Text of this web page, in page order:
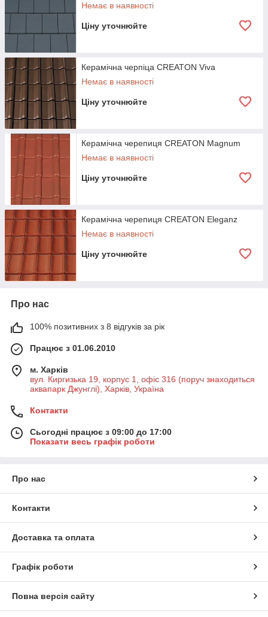
Немає в наявності
Ціну уточнюйте
Керамічна черпіца CREATON Viva
Немає в наявності
Ціну уточнюйте
Керамічна черепиця CREATON Magnum
Немає в наявності
Ціну уточнюйте
Керамічна черепиця CREATON Eleganz
Немає в наявності
Ціну уточнюйте
Про нас
100% позитивних з 8 відгуків за рік
Працює з 01.06.2010
м. Харків
вул. Киргизька 19, корпус 1, офіс 316 (поруч знаходиться
аквапарк Джунглі), Харків, Україна
Контакти
Сьогодні працює з 09:00 до 17:00
Показати весь графік роботи
Про нас
Контакти
Доставка та оплата
Графік роботи
Повна версія сайту